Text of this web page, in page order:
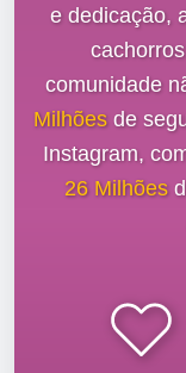
e dedicação,
comunidade
Milhõesde
Instagram,
26 Milhões